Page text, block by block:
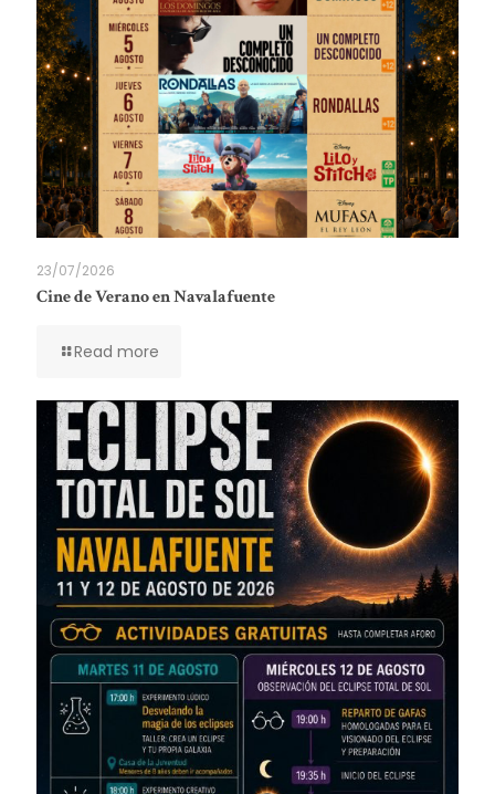
23/07/2026
Cine de Verano en Navalafuente
Read more